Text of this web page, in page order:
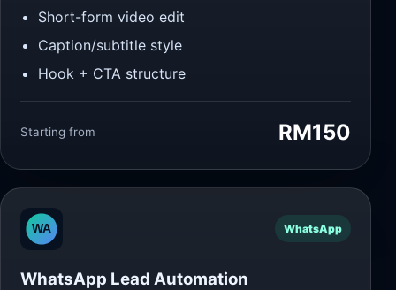
Short-form video edit
Caption/subtitle style
Hook + CTA structure
Starting from RM150
WhatsApp
WhatsApp Lead Automation